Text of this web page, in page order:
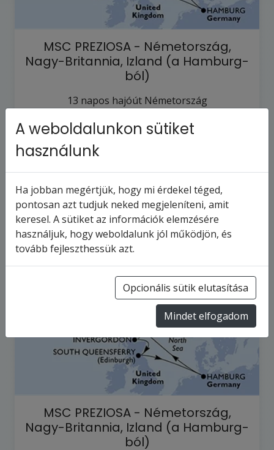
MSC PREZIOSA - Németország,
Nagy-Britannia, Izland (a Hamburg-
ból)
13 napos hajóút Németország
777 848 Ft
utazás ellátás PREZIOSA
MSC PREZIOSA - Németország,
Nagy-Britannia, Izland (a Hamburg-
ból)
A weboldalunkon sütiket
használunk
Ha jobban megértjük, hogy mi érdekel téged,
pontosan azt tudjuk neked megjeleníteni, amit
keresel. A sütiket az információk elemzésére
használjuk, hogy weboldalunk jól működjön, és
tovább fejleszthessük azt.
Opcionális sütik elutasítása
Mindet elfogadom